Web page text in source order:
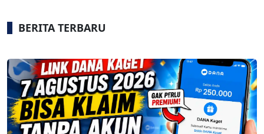
BERITA TERBARU